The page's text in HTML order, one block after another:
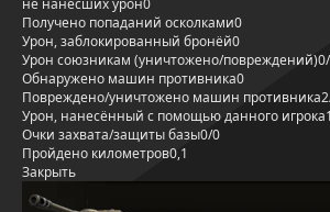
не нанёсших урон0
Получено попаданий осколками0
Урон, заблокированный бронёй0
Урон союзникам (уничтожено/повреждений)
Обнаружено машин противника0
Повреждено/уничтожено машин противника
Урон, нанесённый с помощью данного игрока
Очки захвата/защиты базы0/0
Пройдено километров0,1
Закрыть